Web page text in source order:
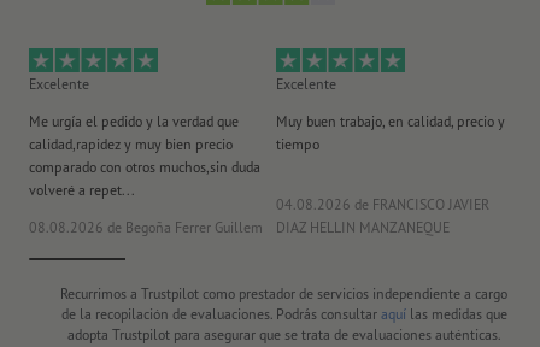
Excelente
Me urgía el pedido y la verdad que
calidad,rapidez y muy bien precio
comparado con otros muchos,sin duda
volveré a repet...
08.08.2026 de Begoña Ferrer Guillem
Excelente
Muy buen trabajo, en calidad, precio y
tiempo
04.08.2026 de FRANCISCO JAVIER
DIAZ HELLIN MANZANEQUE
Recurrimos a Trustpilot como prestador de servicios independiente a cargo
de la recopilación de evaluaciones. Podrás consultar aquílas medidas que
adopta Trustpilot para asegurar que se trata de evaluaciones auténticas.